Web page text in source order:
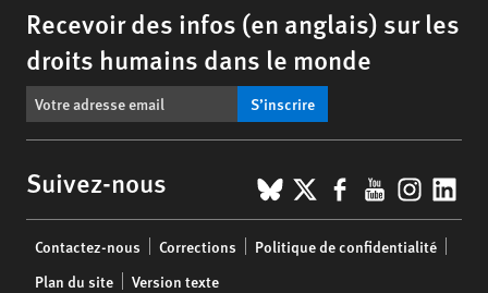
Recevoir des infos (en anglais) sur les
droits humains dans le monde
S’inscrire
Suivez-nous BlueSky
X Facebook
YouTube
menu
Contactez-nous Corrections
Politique de confidentialité
Plan du site
Version texte